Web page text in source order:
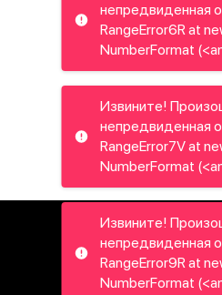
непредвиденная
RangeError6R at
NumberFormat
Извините!
непредвиденная
RangeError7V at
NumberFormat
Извините!
непредвиденная
RangeError9R at
NumberFormat